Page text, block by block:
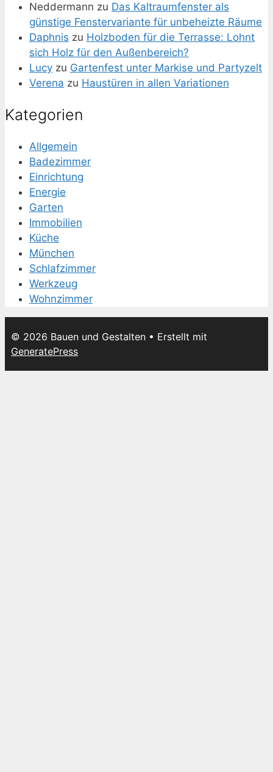
Neddermann zu Das Kaltraumfenster als
günstige Fenstervariante für unbeheizte Räume
Daphnis zu Holzboden für die Terrasse: Lohnt
sich Holz für den Außenbereich?
Lucy zu Gartenfest unter Markise und Partyzelt
Verena zu Haustüren in allen Variationen
Kategorien
Allgemein
Badezimmer
Einrichtung
Energie
Garten
Immobilien
Küche
München
Schlafzimmer
Werkzeug
Wohnzimmer
© 2026 Bauen und Gestalten • Erstellt mit
GeneratePress